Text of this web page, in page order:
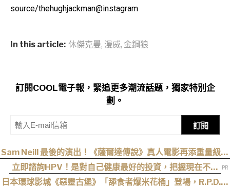
source/thehughjackman@instagram
In this article: 休傑克曼, 漫威, 金鋼狼
訂閱COOL電子報，緊追更多潮流話題，獨家特別企
劃。
訂閱
Sam Neill 最後的演出！《薩爾達傳說》真人電影再添重量級卡
司
立即諮詢HPV！是對自己健康最好的投資，把握現在不嫌
晚！
日本環球影城《惡靈古堡》「舔食者爆米花桶」登場，R.P.D.制